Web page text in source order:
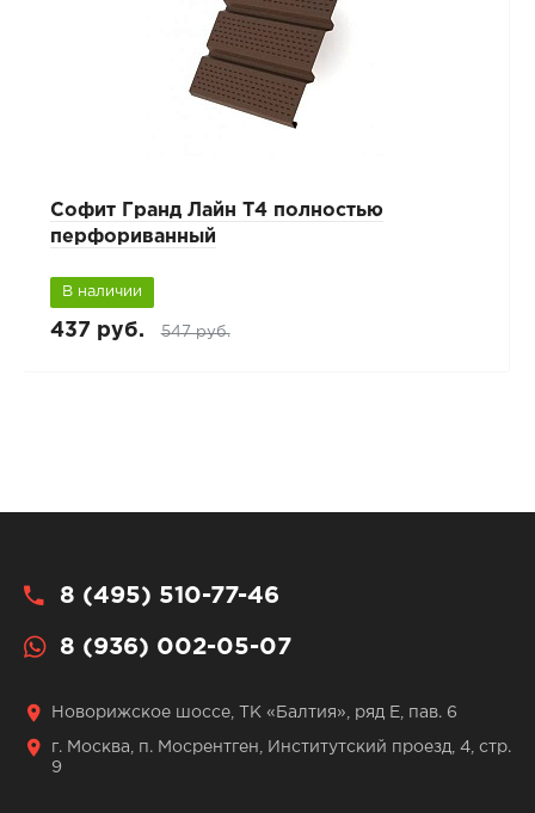
Cофит Гранд Лайн T4 полностью
перфориванный
В наличии
437 руб. 547 руб.
8 (495) 510-77-46
8 (936) 002-05-07
Новорижское шоссе, ТК «Балтия», ряд Е, пав. 6
г. Москва, п. Мосрентген, Институтский проезд, 4, стр.
9